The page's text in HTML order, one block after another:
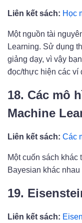
Liên kết sách: Học
Một nguồn tài
Learning. Sử dụng
giảng dạy, vì vậy
đọc/thực hiện các ví
18. Các mô
Machine
Liên kết sách: Các
Một cuốn sách
Bayesian khác nhau
19.
Liên kết sách: